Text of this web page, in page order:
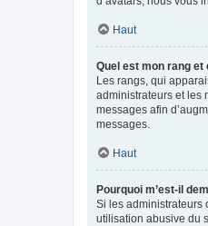
Haut
Quel est mon rang
Les rangs, qui
administrateurs et les
messages afin
messages.
Haut
Pourquoi m’est-il
Si les administrateurs
utilisation abusive du